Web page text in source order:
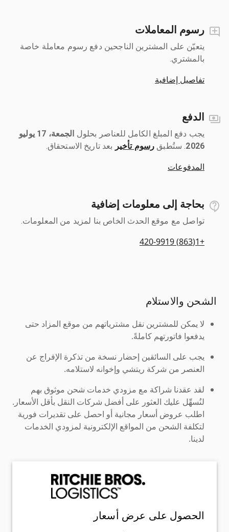
رسوم المعاملات
يتعيّن على المشترين الناجحين دفع رسوم معاملة خاصة
بالمشتري.
تفاصيل إضافية
الدفع
يجب دفع المبلغ الكامل للعناصر بحلول ‎
الجمعة، 17 يوليو
2026
رسوم تأخير بعد تاريخ الاستحقاق.
المدفوعات
بحاجة إلى معلومات إضافية
تواصل مع موقع الحدث الخاص بنا لمزيد من المعلومات.
+1(863) 420-9919
الشحن والاستلام
لا يمكن للمشترين نقل مشترياتهم من موقع المزاد حتى
يدفعوا فاتورتهم كاملةً.
يجب على السائقين إحضار نسخة من تذكرة الإفراج عن
العنصر من شركة ريتشي وإخوانه لاستلامه.
لقد عقدنا شراكة مع مزودي خدمات شحن موثوق بهم
لنُسهِّل عليك العثور على أفضل شركات النقل بأقل الأسعار.
اطلب عروض أسعار مجانية أو احصل على تقديرات فورية
لتكلفة الشحن من المواقع الإلكترونية لمزودي الخدمات
لدينا.
الحصول على عرض أسعار